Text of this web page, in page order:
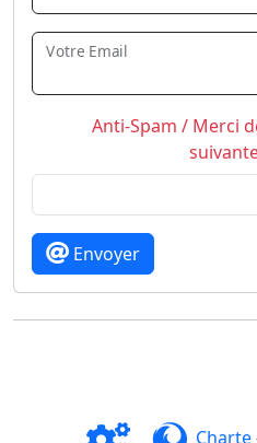
Votre Email
Anti-Spam / Merci
Envoyer
Charte